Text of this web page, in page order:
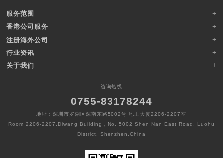
服务范围
香港公司服务
注册海外公司
行业资讯
关于我们
咨询热线
0755-83178244
地址：深圳市罗湖区深南东路5002号 地王大厦2206-2207室
Room 2206-2207,Diwang Building，No. 5002 Shen Nan East Road, Luohu
District, Shenzhen,China